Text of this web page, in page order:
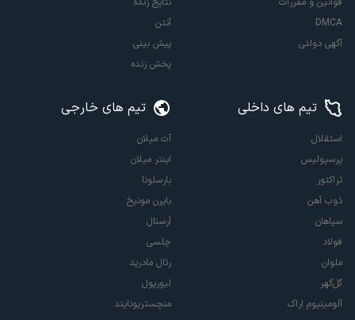
DMCA
آگهی دولتی
آنتن
پیش بینی
پخش زنده
تیم های داخلی
استقلال
پرسپولیس
تراکتور
ذوب آهن
سپاهان
فولاد
ملوان
گل‌گهر
آلومینیوم اراک
تیم های خارجی
آث میلان
اینتر میلان
بارسلونا
بایرن مونیخ
آرسنال
چلسی
رئال مادرید
لیورپول
منچستریونایتد